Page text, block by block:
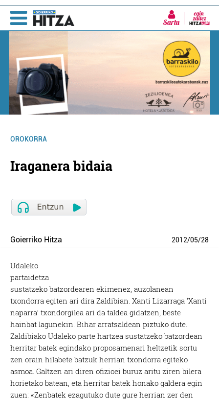
Sartu
OROKORRA
Iraganera bidaia
Goierriko Hitza 2012/05/28
Udaleko
partaidetza
sustatzeko batzordearen ekimenez, auzolanean
txondorra egiten ari dira Zaldibian. Xanti Lizarraga ‘Xanti
naparra’ txondorgilea ari da taldea gidatzen, beste
hainbat lagunekin. Bihar arratsaldean piztuko dute.
Zaldibiako Udaleko parte hartzea sustatzeko batzordean
herritar batek egindako proposamenari heltzetik sortu
zen orain hilabete batzuk herrian txondorra egiteko
asmoa. Galtzen ari diren ofizioei buruz aritu ziren bilera
horietako batean, eta herritar batek honako galdera egin
zuen: «Zenbatek ezagutuko dute gure herrian zer den